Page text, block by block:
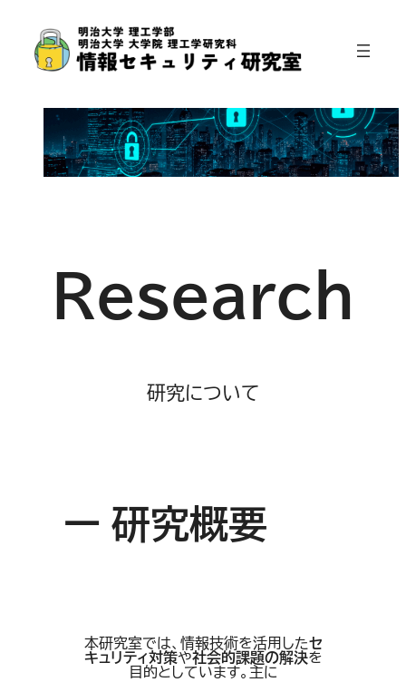
Research
研究について
ー 研究概要
本研究室では、情報技術を活用したセ
キュリティ対策や社会的課題の解決を
目的としています。主に